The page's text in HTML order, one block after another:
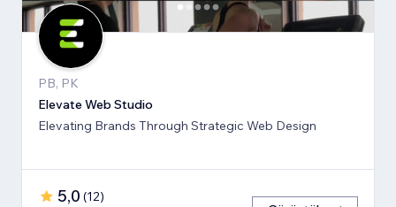
PB, PK
Elevate Web Studio
Elevating Brands Through Strategic Web Design
5,0 (12)